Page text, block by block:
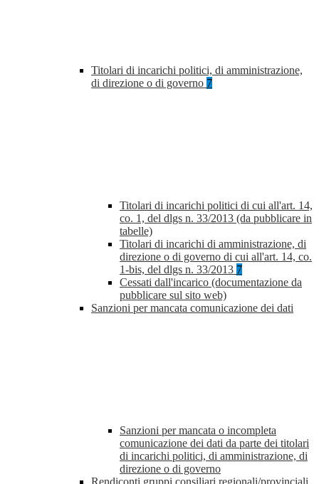
Titolari di incarichi politici, di amministrazione,
di direzione o di governo 7
Titolari di incarichi politici di cui all'art. 14,
co. 1, del dlgs n. 33/2013 (da pubblicare in
tabelle)
Titolari di incarichi di amministrazione, di
direzione o di governo di cui all'art. 14, co.
1-bis, del dlgs n. 33/2013 7
Cessati dall'incarico (documentazione da
pubblicare sul sito web)
Sanzioni per mancata comunicazione dei dati
Sanzioni per mancata o incompleta
comunicazione dei dati da parte dei titolari
di incarichi politici, di amministrazione, di
direzione o di governo